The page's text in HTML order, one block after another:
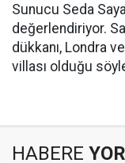
Sunucu Seda
değerlendiriyor.
dükkanı, Londra
villası olduğu
HABERE